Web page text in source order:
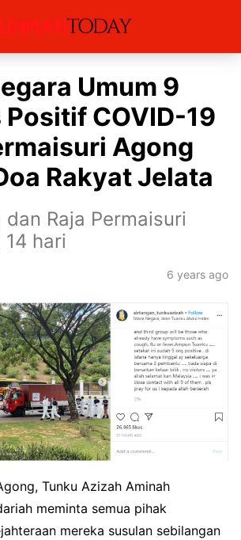
Umum 9
Positif COVID-19
Agong
Rakyat Jelata
dan Raja Permaisuri
hari
6 years ago
Tunku Azizah Aminah
meminta semua pihak
mereka susulan sebilangan